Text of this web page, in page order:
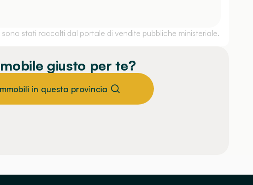
stati raccolti dal portale di vendite pubbliche ministeriale.
giusto per te?
in questa provincia